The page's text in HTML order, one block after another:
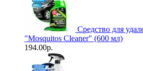
Средство для
"Mosquitos Cleaner" (600 мл)
194.00р.